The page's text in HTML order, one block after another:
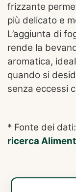
frizzante
più delicato e
L’aggiunta di
rende la
aromatica,
quando si
senza eccessi
* Fonte dei dati:
ricerca